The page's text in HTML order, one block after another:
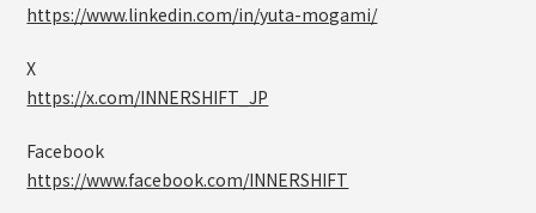
https://www.linkedin.com/in/yuta-mogami/
X
https://x.com/INNERSHIFT_JP
Facebook
https://www.facebook.com/INNERSHIFT